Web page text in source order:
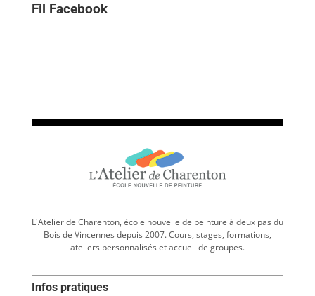
Fil Facebook
L'Atelier de Charenton, école nouvelle de peinture à deux pas du
Bois de Vincennes depuis 2007. Cours, stages, formations,
ateliers personnalisés et accueil de groupes.
Infos pratiques